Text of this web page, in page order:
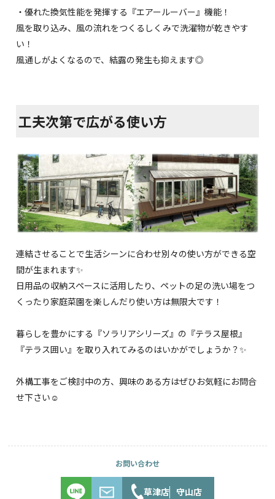
・優れた換気性能を発揮する『エアールーバー』機能！
風を取り込み、風の流れをつくるしくみで洗濯物が乾きやす
い！
風通しがよくなるので、結露の発生も抑えます◎
工夫次第で広がる使い方
連結させることで生活シーンに合わせ別々の使い方ができる空
間が生まれます✨
日用品の収納スペースに活用したり、ペットの足の洗い場をつ
くったり家庭菜園を楽しんだり使い方は無限大です！
暮らしを豊かにする『ソラリアシリーズ』の『テラス屋根』
『テラス囲い』を取り入れてみるのはいかがでしょうか？✨
外構工事をご検討中の方、興味のある方はぜひお気軽にお問合
せ下さい☺︎
草津店 守山店